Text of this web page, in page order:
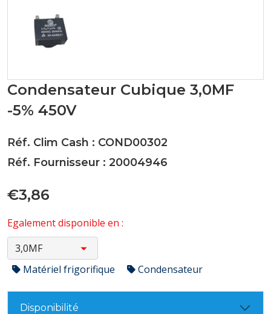
Condensateur Cubique 3,0MF
-5% 450V
Réf. Clim Cash : COND00302
Réf. Fournisseur : 20004946
€3,86
Egalement disponible en :
Matériel frigorifique Condensateur
Disponibilité